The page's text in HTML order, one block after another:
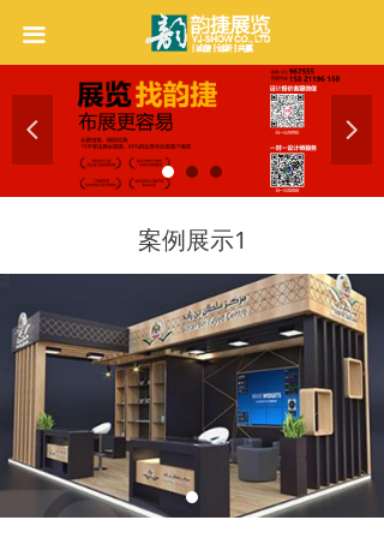
끀
首页
公司介绍
服务项目
优秀案例
넳 넲
案例展示1